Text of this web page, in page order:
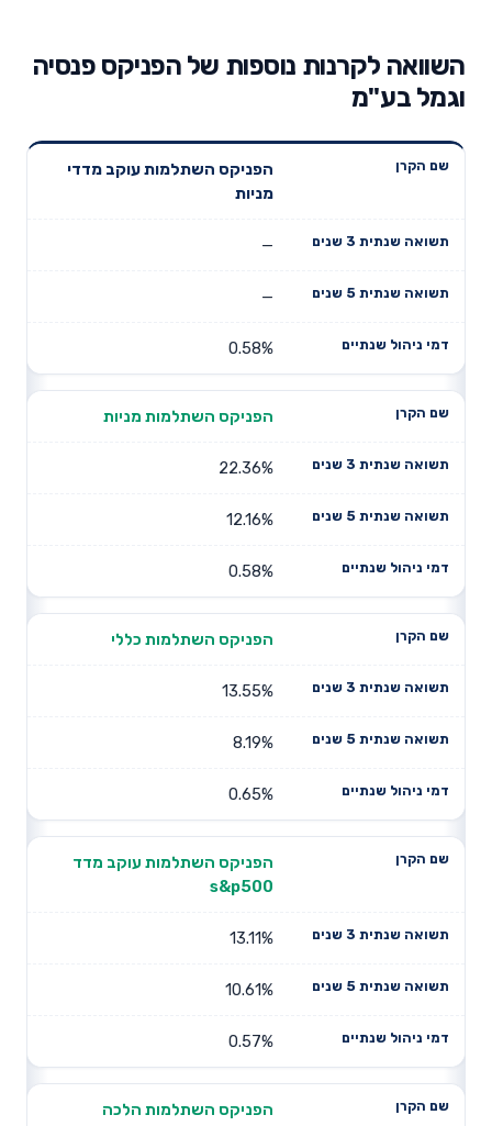
השוואה לקרנות נוספות של הפניקס פנסיה
וגמל בע"מ
שנתית 3
תשואה
דמי ניהול
הפניקס השתלמות עוקב מדדי
מניות
—
—
0.58%
הפניקס השתלמות מניות
22.36%
12.16%
0.58%
הפניקס השתלמות כללי
13.55%
8.19%
0.65%
הפניקס השתלמות עוקב מדד
s&p500
13.11%
10.61%
0.57%
הפניקס השתלמות הלכה